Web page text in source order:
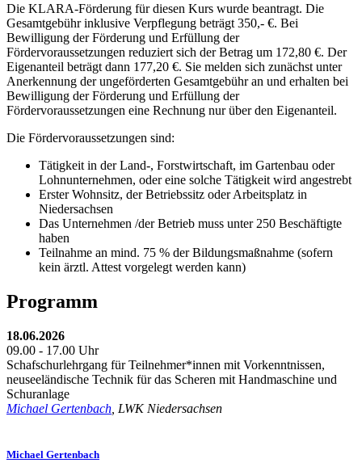
Die KLARA-Förderung für diesen Kurs wurde beantragt. Die
Gesamtgebühr inklusive Verpflegung beträgt 350,- €. Bei
Bewilligung der Förderung und Erfüllung der
Fördervoraussetzungen reduziert sich der Betrag um 172,80 €. Der
Eigenanteil beträgt dann 177,20 €. Sie melden sich zunächst unter
Anerkennung der ungeförderten Gesamtgebühr an und erhalten bei
Bewilligung der Förderung und Erfüllung der
Fördervoraussetzungen eine Rechnung nur über den Eigenanteil.
Die Fördervoraussetzungen sind:
Tätigkeit in der Land-, Forstwirtschaft, im Gartenbau oder
Lohnunternehmen, oder eine solche Tätigkeit wird angestrebt
Erster Wohnsitz, der Betriebssitz oder Arbeitsplatz in
Niedersachsen
Das Unternehmen /der Betrieb muss unter 250 Beschäftigte
haben
Teilnahme an mind. 75 % der Bildungsmaßnahme (sofern
kein ärztl. Attest vorgelegt werden kann)
Programm
18.06.2026
09.00 - 17.00 Uhr
Schafschurlehrgang für Teilnehmer*innen mit Vorkenntnissen,
neuseeländische Technik für das Scheren mit Handmaschine und
Schuranlage
Michael Gertenbach , LWK Niedersachsen
Michael Gertenbach